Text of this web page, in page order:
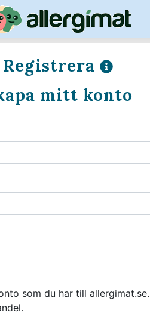
Registrera
mitt konto
som du har till